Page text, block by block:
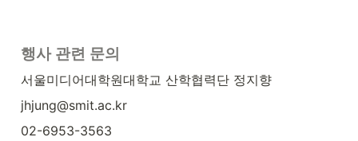
행사 관련 문의
서울미디어대학원대학교 산학협력단 정지향
jhjung@smit.ac.kr
02-6953-3563